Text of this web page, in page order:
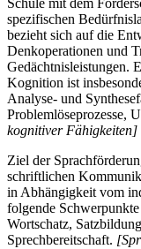
Schule mit dem
spezifischen
bezieht sich auf die
Denkoperationen und
Gedächtnisleistungen.
Kognition ist
Analyse- und
Problemlöseprozesse,
kognitiver Fähigkeiten]
Ziel der
schriftlichen
in Abhängigkeit vom
folgende
Wortschatz,
Sprechbereitschaft.